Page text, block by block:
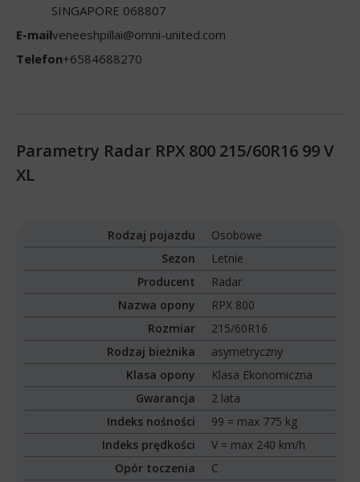
SINGAPORE 068807
E-mailveneeshpillai@omni-united.com
Telefon+6584688270
Parametry Radar RPX 800 215/60R16 99 V
XL
Rodzaj pojazdu
Osobowe
Sezon
Letnie
Producent
Radar
Nazwa opony
RPX 800
Rozmiar
215/60R16
Rodzaj bieżnika
asymetryczny
Klasa opony
Klasa Ekonomiczna
Gwarancja
2 lata
Indeks nośności
99 = max 775 kg
Indeks prędkości
V = max 240 km/h
Opór toczenia
C